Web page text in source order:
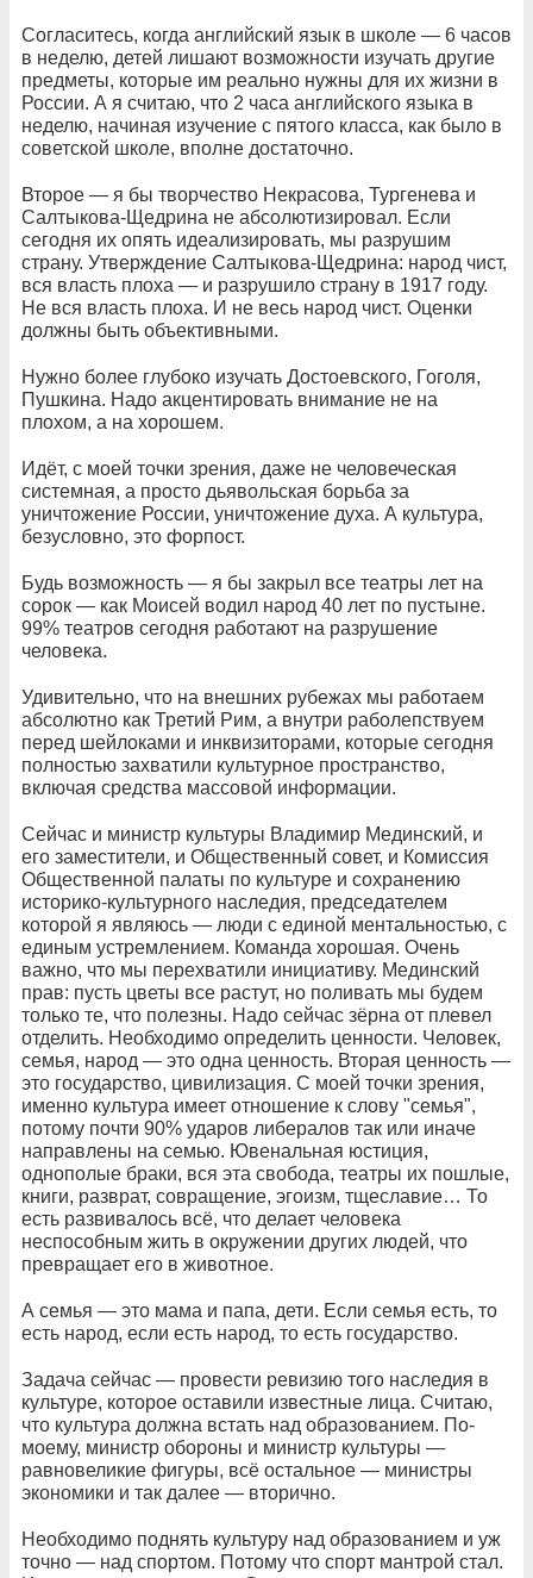
Согласитесь, когда английский язык в школе — 6 часов
в неделю, детей лишают возможности изучать другие
предметы, которые им реально нужны для их жизни в
России. А я считаю, что 2 часа английского языка в
неделю, начиная изучение с пятого класса, как было в
советской школе, вполне достаточно.
Второе — я бы творчество Некрасова, Тургенева и
Салтыкова-Щедрина не абсолютизировал. Если
сегодня их опять идеализировать, мы разрушим
страну. Утверждение Салтыкова-Щедрина: народ чист,
вся власть плоха — и разрушило страну в 1917 году.
Не вся власть плоха. И не весь народ чист. Оценки
должны быть объективными.
Нужно более глубоко изучать Достоевского, Гоголя,
Пушкина. Надо акцентировать внимание не на
плохом, а на хорошем.
Идёт, с моей точки зрения, даже не человеческая
системная, а просто дьявольская борьба за
уничтожение России, уничтожение духа. А культура,
безусловно, это форпост.
Будь возможность — я бы закрыл все театры лет на
сорок — как Моисей водил народ 40 лет по пустыне.
99% театров сегодня работают на разрушение
человека.
Удивительно, что на внешних рубежах мы работаем
абсолютно как Третий Рим, а внутри раболепствуем
перед шейлоками и инквизиторами, которые сегодня
полностью захватили культурное пространство,
включая средства массовой информации.
Сейчас и министр культуры Владимир Мединский, и
его заместители, и Общественный совет, и Комиссия
Общественной палаты по культуре и сохранению
историко-культурного наследия, председателем
которой я являюсь — люди с единой ментальностью, с
единым устремлением. Команда хорошая. Очень
важно, что мы перехватили инициативу. Мединский
прав: пусть цветы все растут, но поливать мы будем
только те, что полезны. Надо сейчас зёрна от плевел
отделить. Необходимо определить ценности. Человек,
семья, народ — это одна ценность. Вторая ценность —
это государство, цивилизация. С моей точки зрения,
именно культура имеет отношение к слову "семья",
потому почти 90% ударов либералов так или иначе
направлены на семью. Ювенальная юстиция,
однополые браки, вся эта свобода, театры их пошлые,
книги, разврат, совращение, эгоизм, тщеславие… То
есть развивалось всё, что делает человека
неспособным жить в окружении других людей, что
превращает его в животное.
А семья — это мама и папа, дети. Если семья есть, то
есть народ, если есть народ, то есть государство.
Задача сейчас — провести ревизию того наследия в
культуре, которое оставили известные лица. Считаю,
что культура должна встать над образованием. По-
моему, министр обороны и министр культуры —
равновеликие фигуры, всё остальное — министры
экономики и так далее — вторично.
Необходимо поднять культуру над образованием и уж
точно — над спортом. Потому что спорт мантрой стал.